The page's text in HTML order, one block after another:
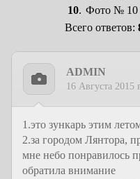
10. Фото № 10
Всего ответов:
ADMIN
16 Августа 2015
1.это зункарь этим
2.за городом Лянтора,
мне небо понравилось
обратила внимание